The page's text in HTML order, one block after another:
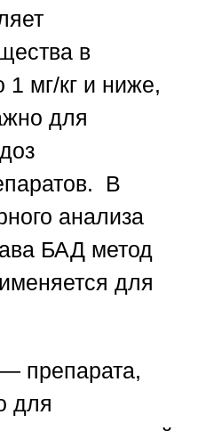
в
1 мг/кг и ниже,
для
В
анализа
БАД метод
для
препарата,
для